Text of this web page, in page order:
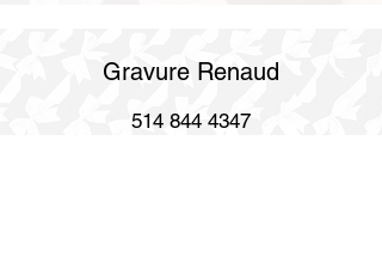
Gravure Renaud
514 844 4347